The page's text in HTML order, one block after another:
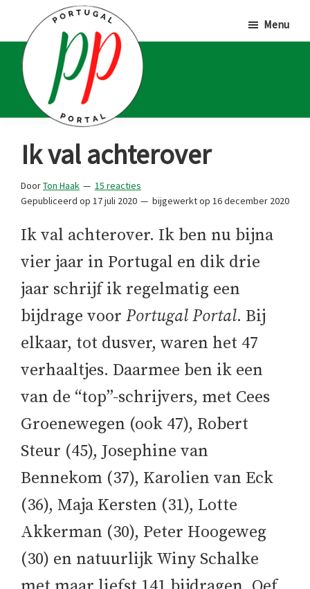
hoofd
inhoud
eerste
sidebar
voettekst
Portal
Voor
Portugalliefhebbers
en
-
fanaten
Menu
Ik val achterover
DoorTon Haak
15 reacties
Gepubliceerd op 17 juli 2020 bijgewerkt op 16 december 2020
Ik val achterover. Ik ben nu bijna
vier jaar in Portugal en dik drie
jaar schrijf ik regelmatig een
bijdrage voor Portugal Portal. Bij
elkaar, tot dusver, waren het 47
verhaaltjes. Daarmee ben ik een
van de “top”-schrijvers, met Cees
Groenewegen (ook 47), Robert
Steur (45), Josephine van
Bennekom (37), Karolien van Eck
(36), Maja Kersten (31), Lotte
Akkerman (30), Peter Hoogeweg
(30) en natuurlijk Winy Schalke